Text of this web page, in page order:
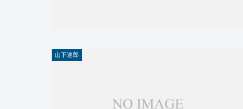
山下達郎